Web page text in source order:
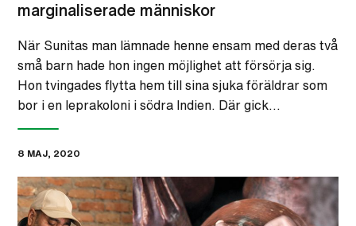
marginaliserade människor
När Sunitas man lämnade henne ensam med deras två
små barn hade hon ingen möjlighet att försörja sig.
Hon tvingades flytta hem till sina sjuka föräldrar som
bor i en leprakoloni i södra Indien. Där gick…
8 MAJ, 2020